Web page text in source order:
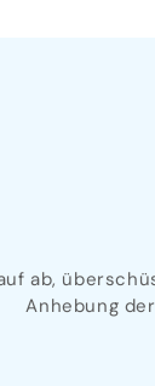
ab,
Anhebung